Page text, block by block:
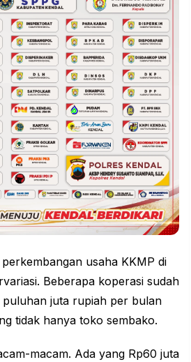
usaha KKMP di
Beberapa koperasi sudah
juta rupiah per bulan
tidak hanya toko sembako.
macam. Ada yang Rp60 juta